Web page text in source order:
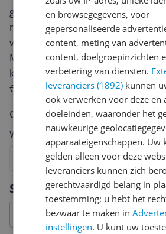
Specificaties
geven? Start dan hieronder met
review. Afhankelijk van de details
van een review gemiddeld tussen
Met jouw mening help je andere
keuze te maken én maak je iedere
€250,-!
Klik hier voor de
Cijfer
Welk cijfer geef jij dit product?
6
5
4
3
2
Vraag 1 van 4
en browsegegevens, voor
gepersonaliseerde
content, meting van
content, doelgroepinzichten
verbetering van diensten.
leveranciers (1892) kunnen
ook verwerken voor deze en
doeleinden, waaronder het
nauwkeurige
apparaateigenschappen. Uw
gelden alleen voor deze
leveranciers kunnen zich
gerechtvaardigd belang in
toestemming; u hebt het
bezwaar te maken in
instellingen. U kunt uw